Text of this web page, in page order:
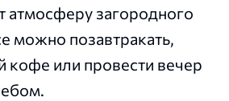
атмосферу загородного
можно позавтракать,
кофе или провести вечер